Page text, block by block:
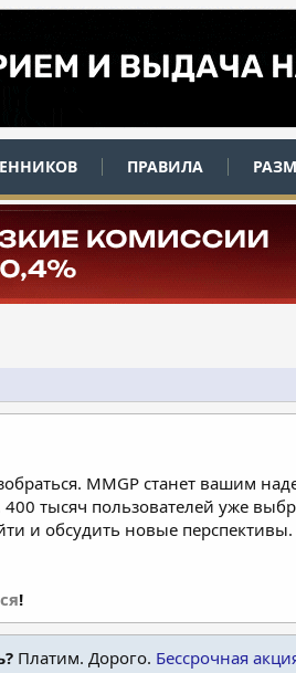
ПРАВИЛА
MMGP станет вашим
тысяч пользователей уже
и обсудить новые
!
Платим. Дорого. Бессрочная